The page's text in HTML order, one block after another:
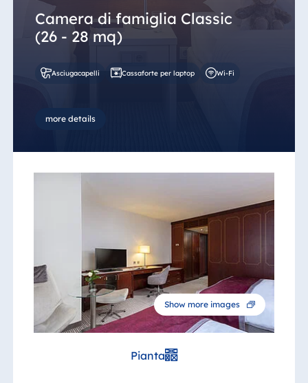
Camera di famiglia Classic
(26 - 28 mq)
Asciugacapelli Cassaforte per laptop Wi-Fi
more details
Show more images
Pianta